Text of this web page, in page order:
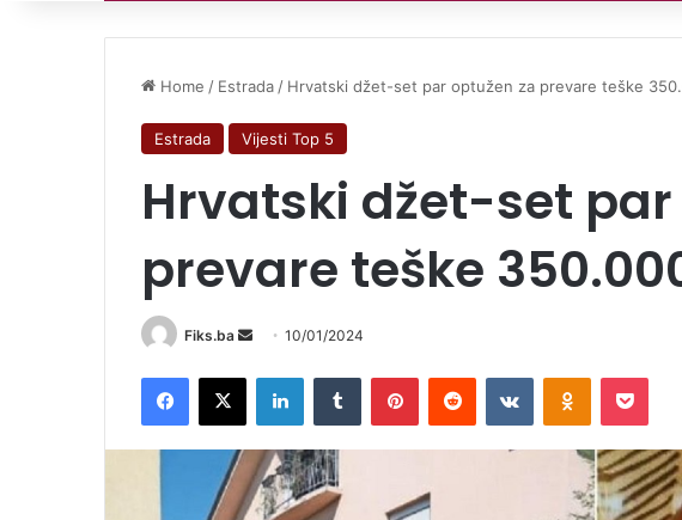
Home / Estrada / Hrvatski džet-set par optužen za prevare teške
Estrada Vijesti Top 5
Hrvatski džet-set par
prevare teške
Fiks.ba
Send
email
10/01/2024
Facebook
X LinkedInTumblr PinterestReddit VKontakteOdnoklassniki